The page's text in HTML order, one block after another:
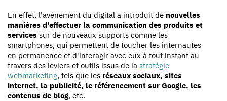
En effet, l'avènement du digital a introduit de nouvelles
manières d'effectuer la communication des produits et
services sur de nouveaux supports comme les
smartphones, qui permettent de toucher les internautes
en permanence et d'interagir avec eux à tout instant au
travers des leviers et outils issus de la stratégie
webmarketing, tels que les réseaux sociaux, sites
internet, la publicité, le référencement sur Google, les
contenus de blog, etc.